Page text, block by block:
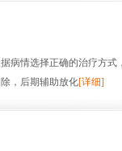
情选择正确的治疗方式
，后期辅助放化[详细]